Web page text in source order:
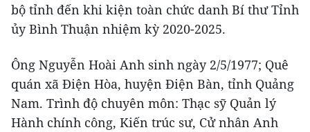
bộ tỉnh đến khi kiện toàn chức danh Bí thư Tỉnh
ủy Bình Thuận nhiệm kỳ 2020-2025.
Ông Nguyễn Hoài Anh sinh ngày 2/5/1977; Quê
quán xã Điện Hòa, huyện Điện Bàn, tỉnh Quảng
Nam. Trình độ chuyên môn: Thạc sỹ Quản lý
Hành chính công, Kiến trúc sư, Cử nhân Anh